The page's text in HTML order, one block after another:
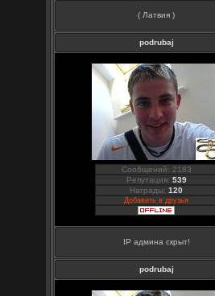
( Латвия )
podrubaj
Сообщений: 2183
Репутация: 539
Награды:120
Добавить в друзья
IP админа скрыт!
podrubaj